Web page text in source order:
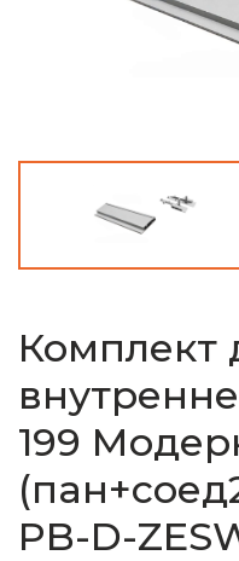
Комплект
199
PB-D-